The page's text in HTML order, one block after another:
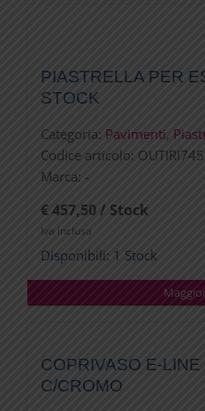
PIASTRELLA PER
STOCK
Categoria: Pavimenti,
Codice articolo:
Marca: -
€ 457,50 / Stock
Iva inclusa
Disponibili: 1 Stock
COPRIVASO E-
C/CROMO